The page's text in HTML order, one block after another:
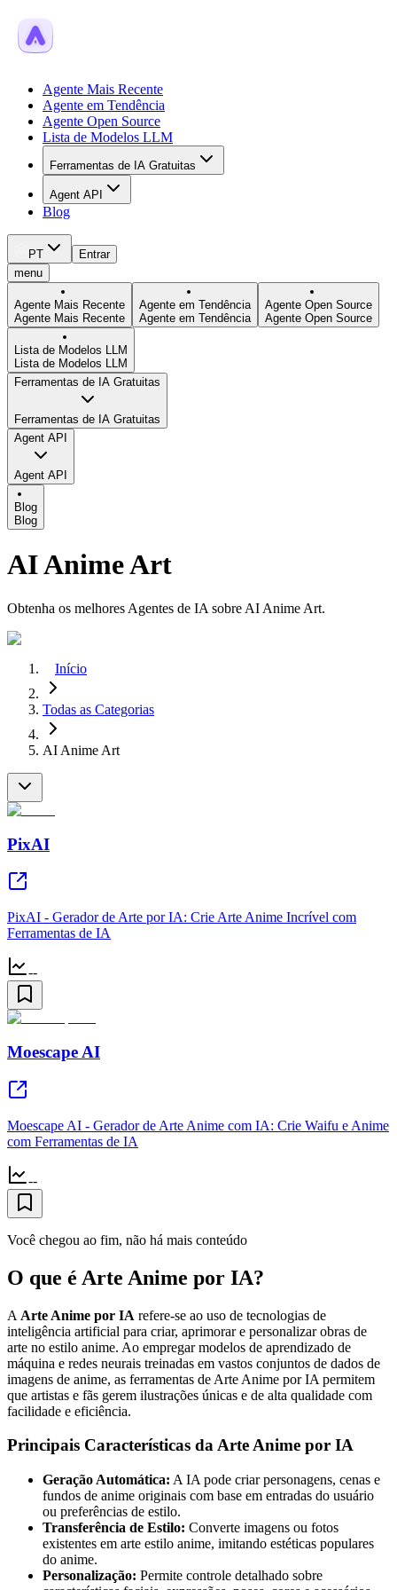
Agente Mais Recente
Agente em Tendência
Agente Open Source
Lista de Modelos LLM
Ferramentas de IA Gratuitas
Agent API
Blog
PT
Entrar
menu
Agente Mais Recente
Agente Mais Recente
Agente em Tendência
Agente em Tendência
Agente Open Source
Agente Open Source
Lista de Modelos LLM
Lista de Modelos LLM
Ferramentas de IA Gratuitas
Ferramentas de IA Gratuitas
Agent API
Agent API
Blog
Blog
AI Anime Art
Obtenha os melhores Agentes de IA sobre AI Anime Art.
Início
Todas as Categorias
AI Anime Art
PixAI
PixAI - Gerador de Arte por IA: Crie Arte Anime Incrível com
Ferramentas de IA
--
Moescape AI
Moescape AI - Gerador de Arte Anime com IA: Crie Waifu e Anime
com Ferramentas de IA
--
Você chegou ao fim, não há mais conteúdo
O que é Arte Anime por IA?
A Arte Anime por IA refere-se ao uso de tecnologias de
inteligência artificial para criar, aprimorar e personalizar obras de
arte no estilo anime. Ao empregar modelos de aprendizado de
máquina e redes neurais treinadas em vastos conjuntos de dados de
imagens de anime, as ferramentas de Arte Anime por IA permitem
que artistas e fãs gerem ilustrações únicas e de alta qualidade com
facilidade e eficiência.
Principais Características da Arte Anime por IA
Geração Automática: A IA pode criar personagens, cenas e
fundos de anime originais com base em entradas do usuário
ou preferências de estilo.
Transferência de Estilo: Converte imagens ou fotos
existentes em arte estilo anime, imitando estéticas populares
do anime.
Personalização: Permite controle detalhado sobre